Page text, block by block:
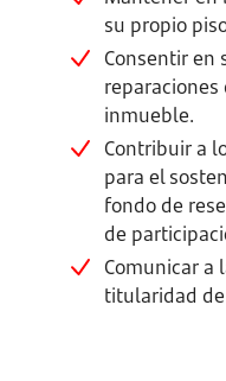
su propio
Consentir en
inmueble.
Contribuir a
para el
fondo de
de
Comunicar a
titularidad